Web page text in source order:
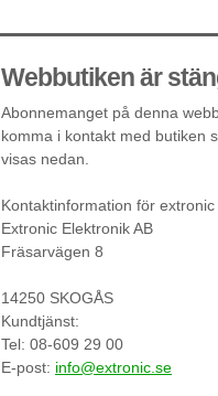
Webbutiken är
Abonnemanget på denna
komma i kontakt med butiken
visas nedan.
Kontaktinformation för extronic
Extronic Elektronik AB
Fräsarvägen 8
14250 SKOGÅS
Kundtjänst:
Tel: 08-609 29 00
E-post: info@extronic.se